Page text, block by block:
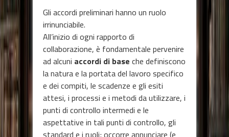
Gli accordi preliminari hanno un ruolo
irrinunciabile.
All’inizio di ogni rapporto di
collaborazione, è fondamentale pervenire
ad alcuni accordi di base che definiscono
la natura e la portata del lavoro specifico
e dei compiti, le scadenze e gli esiti
attesi, i processi e i metodi da utilizzare, i
punti di controllo intermedi e le
aspettative in tali punti di controllo, gli
standard e i ruoli; occorre annunciare (e